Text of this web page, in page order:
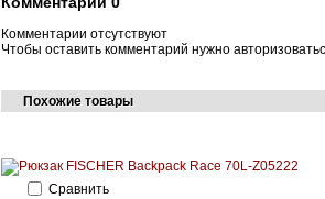
Комментарии отсутствуют
Чтобы оставить комментарий нужно
Похожие товары
Cравнить